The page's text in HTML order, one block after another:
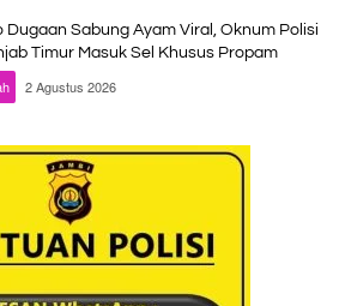
Dugaan Sabung Ayam Viral, Oknum Polisi
Timur Masuk Sel Khusus Propam
2 Agustus 2026